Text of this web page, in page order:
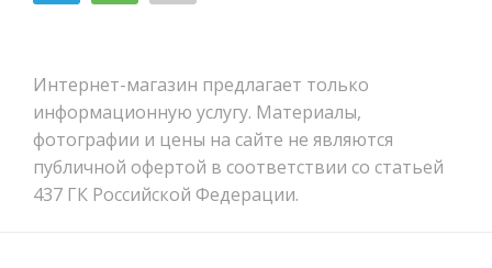
Интернет-магазин предлагает только
информационную услугу. Материалы,
фотографии и цены на сайте не являются
публичной офертой в соответствии со статьей
437 ГК Российской Федерации.